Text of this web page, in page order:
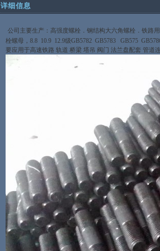
详细信息
公司主要生产：高强度螺栓．钢结构大六角螺栓．铁路
栓螺母， 8.8 10.9 12.9级GB5782 GB5783 GB575
要应用于高速铁路 轨道 桥梁 塔吊 阀门 法兰盘配套 管道